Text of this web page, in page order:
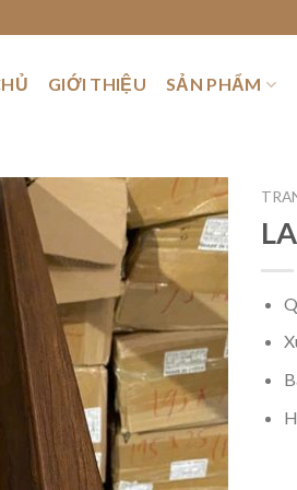
GIỚI THIỆU SẢN PHẨM
THÍCH
SẢN
PHẨM
NÀY